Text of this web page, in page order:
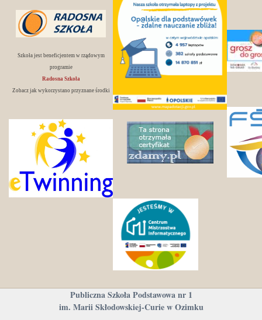
Szkoła jest beneficjentem w rządowym
programie
Radosna Szkoła
Zobacz jak wykorzystano przyznane środki
Publiczna Szkoła Podstawowa nr 1
im. Marii Skłodowskiej-Curie w Ozimku